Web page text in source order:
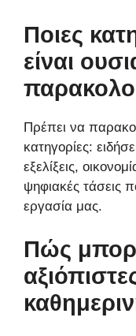
Ποιες
είναι
Πρέπει να
κατηγορίες:
εξελίξεις,
ψηφιακές τάσεις
εργασία μας.
Πώς